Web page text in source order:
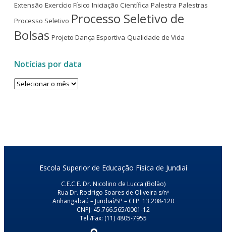
Extensão Exercício Físico Iniciação Científica Palestra Palestras
Processo Seletivo Processo Seletivo de
Bolsas Projeto Dança Esportiva Qualidade de Vida
Notícias por data
Notícias
Escola Superior de Educação Física de Jundiaí
C.E.C.E. Dr. Nicolino de Lucca (Bolão)
Rua Dr. Rodrigo Soares de Oliveira s/nº
Anhangabaú – Jundiaí/SP – CEP: 13.208-120
CNPJ: 45.766.565/0001-12
Tel./Fax: (11) 4805-7955